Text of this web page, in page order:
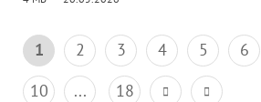
1 2 3 4 5 6
10
... 18